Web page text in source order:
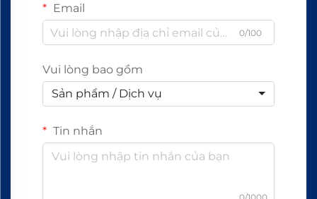
Email
0/100
Vui lòng bao gồm
Sản phẩm / Dịch vụ
Tin nhắn